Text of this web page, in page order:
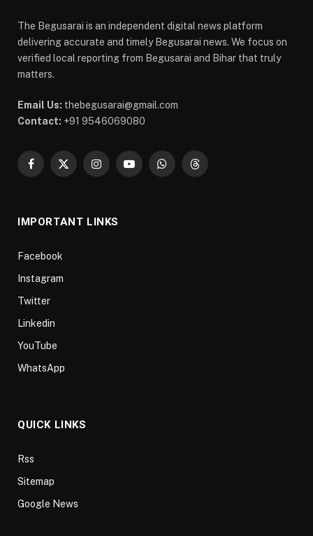
The Begusarai is an independent digital news platform
delivering accurate and timely Begusarai news. We focus on
verified local reporting from Begusarai and Bihar that truly
matters.
Email Us: thebegusarai@gmail.com
Contact: +91 9546069080
Facebook
X
InstagramYouTubeWhatsAppThreads
IMPORTANT LINKS
Facebook
Instagram
Twitter
Linkedin
YouTube
WhatsApp
QUICK LINKS
Rss
Sitemap
Google News